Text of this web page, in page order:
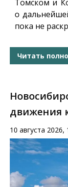
Томском и
о
пока не
Читать
движения
10 августа 2026,